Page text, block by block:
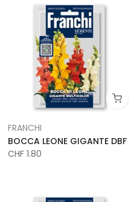
FRANCHI
BOCCA LEONE GIGANTE DBF
CHF 1.80